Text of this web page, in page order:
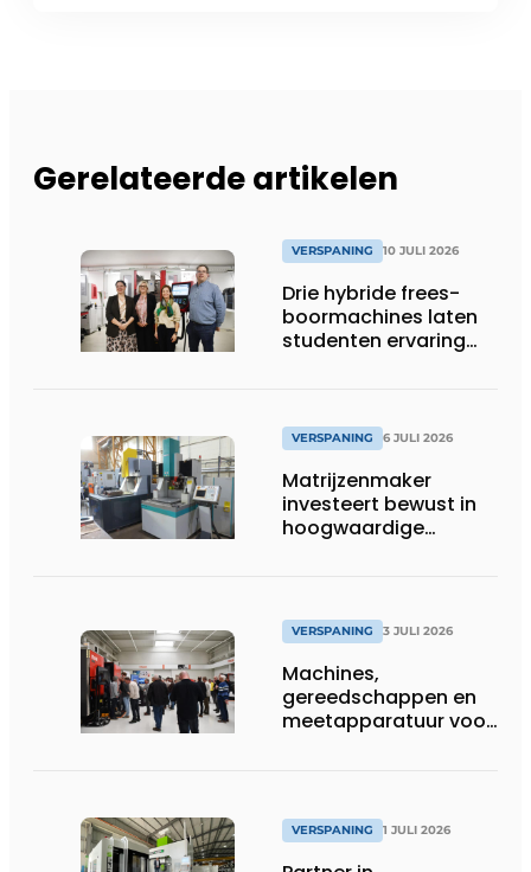
Gerelateerde artikelen
VERSPANING 10 JULI 2026
Drie hybride frees-
boormachines laten
studenten ervaring
VERSPANING 6 JULI 2026
Matrijzenmaker
investeert bewust in
hoogwaardige
VERSPANING 3 JULI 2026
Machines,
gereedschappen en
meetapparatuur voor
VERSPANING 1 JULI 2026